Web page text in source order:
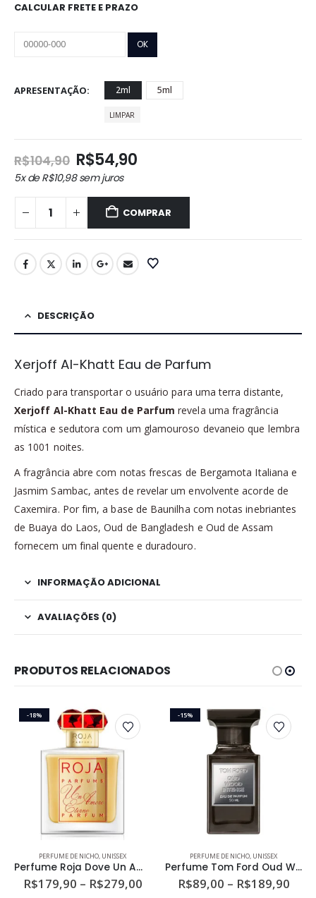
R$74,90
CALCULAR FRETE E PRAZO
APRESENTAÇÃO 2ml 5ml
LIMPAR
R$104,90 O
preço
original
era:
R$104,90.
R$54,90O
é:
R$54,90.
5x deR$10,98sem juros
COMPRAR
DESCRIÇÃO
Xerjoff Al-Khatt Eau de Parfum
Criado para transportar o usuário para uma terra distante,
Xerjoff Al-Khatt Eau de Parfum revela uma fragrância
mística e sedutora com um glamouroso devaneio que lembra
as 1001 noites.
A fragrância abre com notas frescas de Bergamota Italiana e
Jasmim Sambac, antes de revelar um envolvente acorde de
Caxemira. Por fim, a base de Baunilha com notas inebriantes
de Buaya do Laos, Oud de Bangladesh e Oud de Assam
fornecem um final quente e duradouro.
INFORMAÇÃO ADICIONAL
AVALIAÇÕES (0)
PRODUTOS RELACIONADOS
-18%
Este produto tem várias variantes. As opções podem ser escolhidas na página do produto
PERFUME DE NICHO, UNISSEX
Perfume Roja Dove Un Amore Eterno Unissex Parfum
R$179,90 – R$279,00Faixa
-15%
Este produto tem várias variantes. As opções podem ser escolhidas na página do produto
PERFUME DE NICHO, UNISSEX
Perfume Tom Ford Oud Wood Intense Unissex Eau de Parfum
R$89,00 – R$189,90